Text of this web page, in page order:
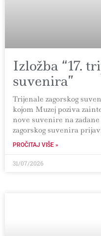
Izložba “17.
suvenira”
Trijenale zagorskog
kojom Muzej poziva
nove suvenire na
zagorskog suvenira
PROČITAJ VIŠE »
31/07/2026